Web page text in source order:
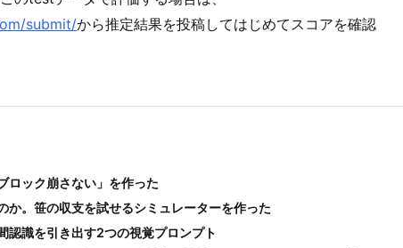
submit/から推定結果を投稿してはじめてスコアを確認
ロック崩さない」を作った
か。笹の収支を試せるシミュレーターを作った
識を引き出す2つの視覚プロンプト